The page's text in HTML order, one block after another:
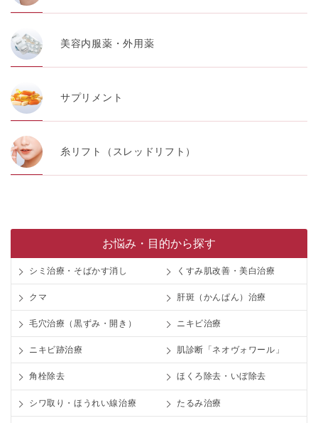
美容内服薬・外用薬
サプリメント
糸リフト（スレッドリフト）
お悩み・目的から探す
シミ治療・そばかす消し くすみ肌改善・美白治療
クマ 肝斑（かんぱん）治療
毛穴治療（黒ずみ・開き） ニキビ治療
ニキビ跡治療 肌診断「ネオヴォワール」
角栓除去 ほくろ除去・いぼ除去
シワ取り・ほうれい線治療 たるみ治療